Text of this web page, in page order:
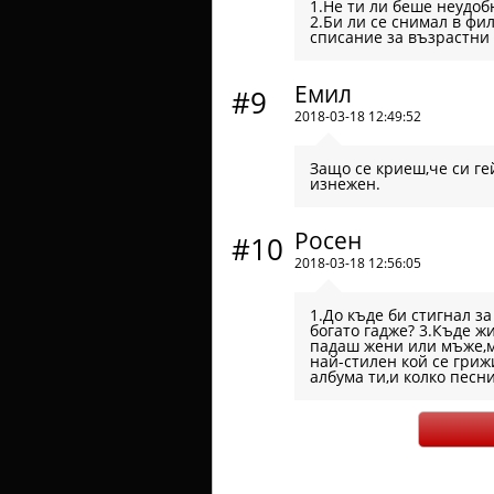
1.Не ти ли беше
2.Би ли се снимал в
списание за възрастни
#9 Емил
2018-03-18 12:49:52
Защо се криеш,че си
изнежен.
#10 Росен
2018-03-18 12:56:05
1.До къде би стигнал
богато гадже? 3.Къде
падаш жени или
най-стилен кой се
албума ти,и колко